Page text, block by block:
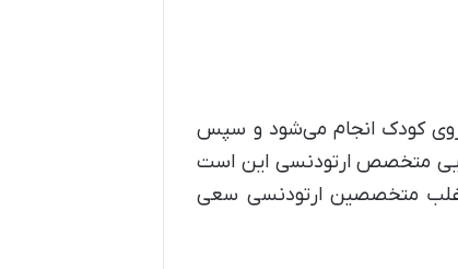
روی کودک انجام می‌شود و سپس
متخصص ارتودنسی این است
اغلب متخصصین ارتودنسی سعی